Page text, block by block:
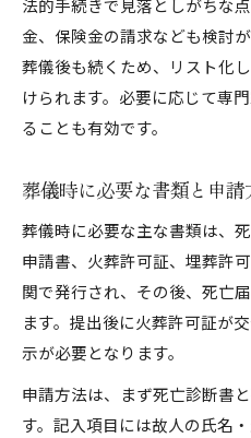
法的手続きで見落としがちな
金、保険金の請求なども検討
葬儀後も続くため、リスト化
けられます。必要に応じて専
ることも有効です。
葬儀時に必要な書類と申
葬儀時に必要な主な書類は、
申請書、火葬許可証、埋葬許
関で発行され、その後、死亡
ます。提出後に火葬許可証が
示が必要となります。
申請方法は、まず死亡診断書
す。記入項目には故人の氏名